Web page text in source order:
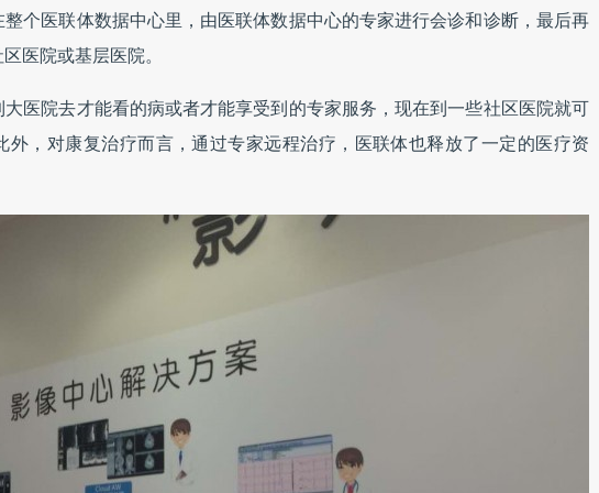
个医联体数据中心里，由医联体数据中心的专家进行会诊和诊断，最后再
医院或基层医院。
医院去才能看的病或者才能享受到的专家服务，现在到一些社区医院就可
外，对康复治疗而言，通过专家远程治疗，医联体也释放了一定的医疗资